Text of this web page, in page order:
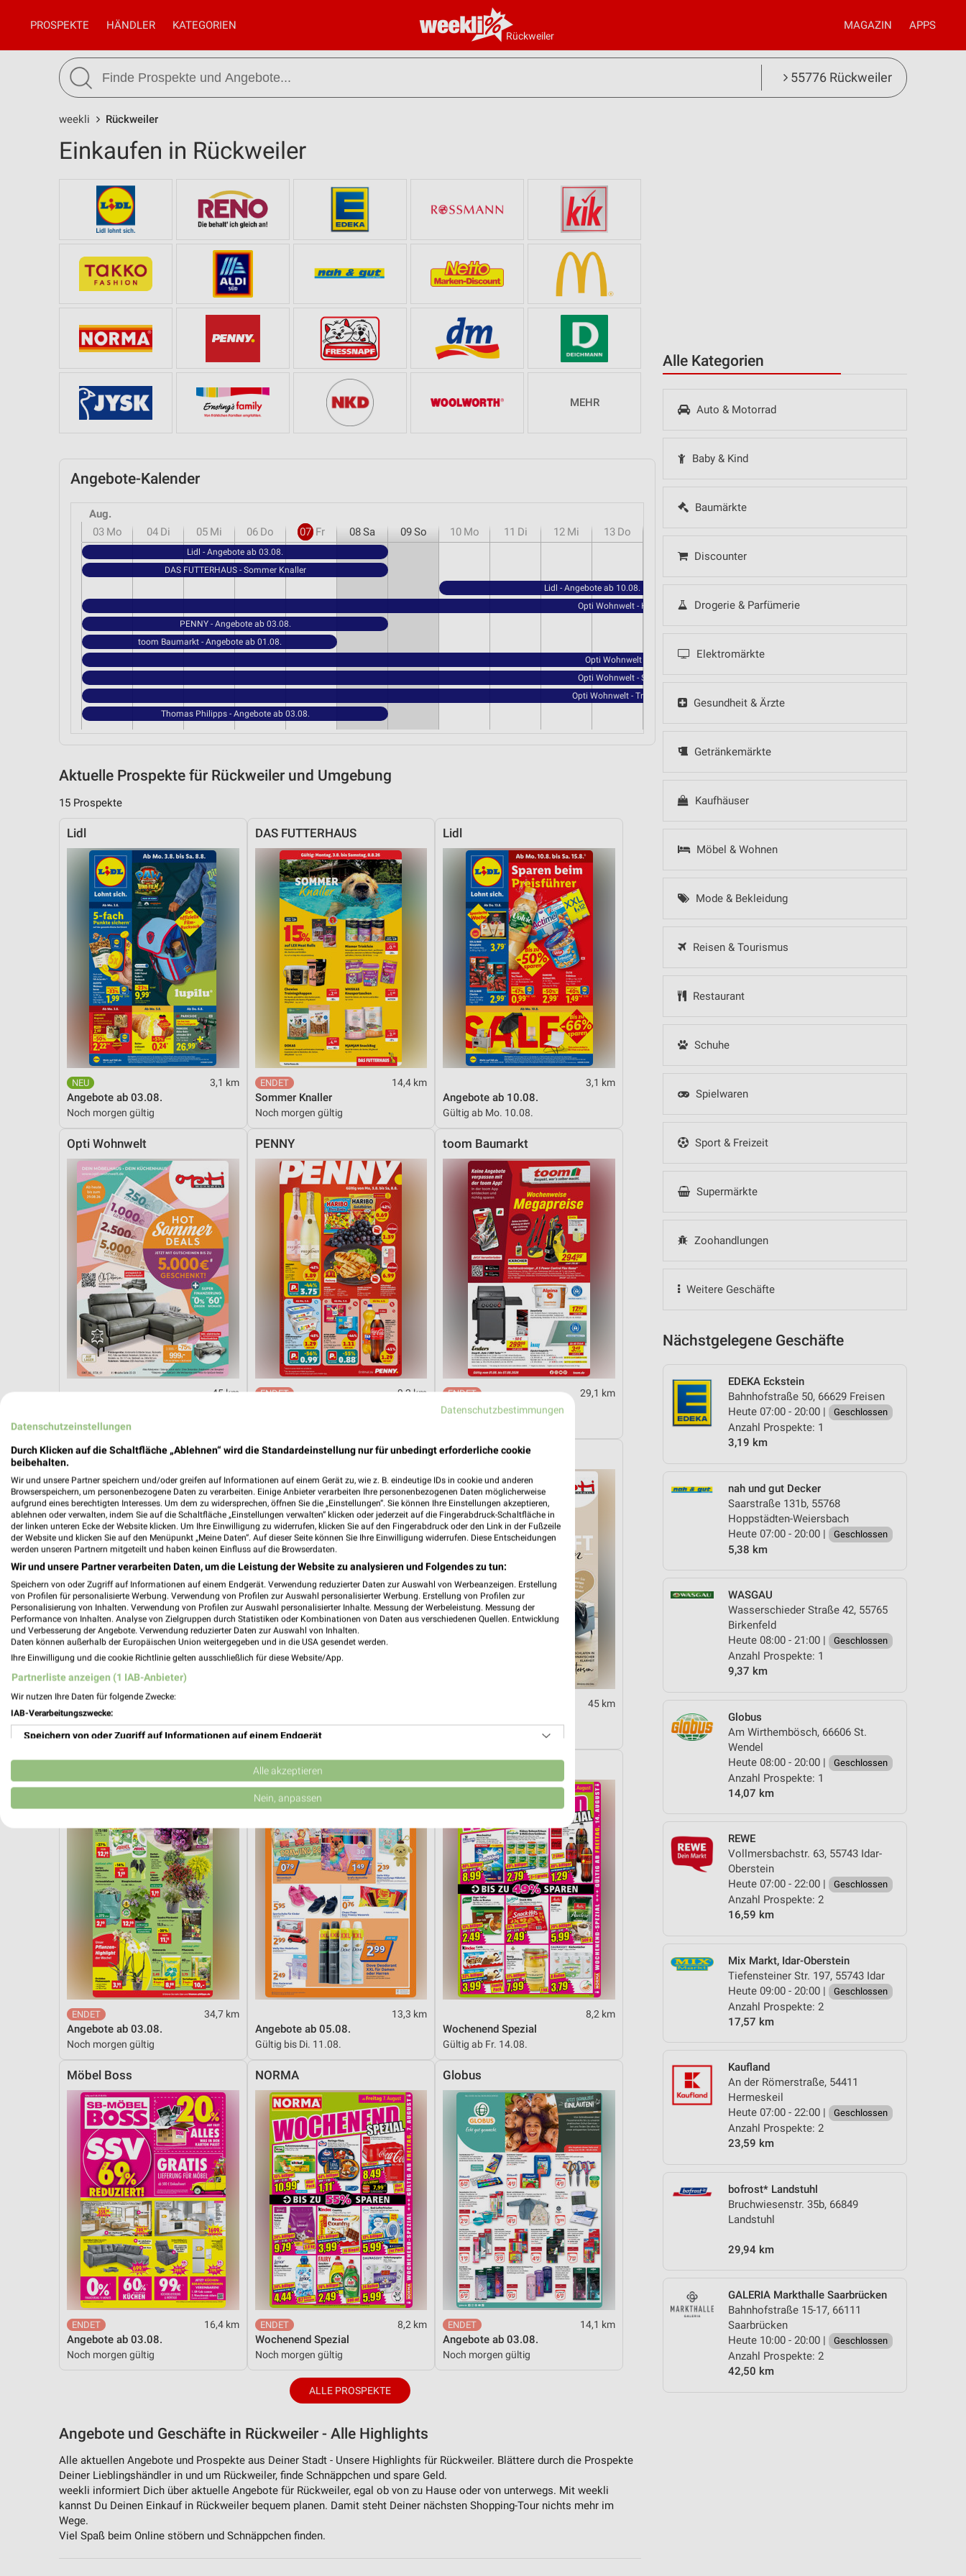
Rückweiler
PROSPEKTE HÄNDLER KATEGORIEN MAGAZIN APPS
55776 Rückweiler
weekli Rückweiler
Alle Kategorien
Auto & Motorrad
Baby & Kind
Baumärkte
Discounter
Drogerie & Parfümerie
Elektromärkte
Gesundheit & Ärzte
Getränkemärkte
Kaufhäuser
Möbel & Wohnen
Mode & Bekleidung
Reisen & Tourismus
Restaurant
Schuhe
Spielwaren
Sport & Freizeit
Supermärkte
Zoohandlungen
Weitere Geschäfte
Nächstgelegene Geschäfte
EDEKA Eckstein
Bahnhofstraße 50, 66629 Freisen
Heute 07:00 - 20:00 |
Geschlossen
Anzahl Prospekte: 1
3,19 km
nah und gut Decker
Saarstraße 131b, 55768
Hoppstädten-Weiersbach
Heute 07:00 - 20:00 |
Geschlossen
5,38 km
WASGAU
Wasserschieder Straße 42, 55765
Birkenfeld
Heute 08:00 - 21:00 |
Geschlossen
Anzahl Prospekte: 1
9,37 km
Globus
Am Wirthembösch, 66606 St.
Wendel
Heute 08:00 - 20:00 |
Geschlossen
Anzahl Prospekte: 1
14,07 km
REWE
Vollmersbachstr. 63, 55743 Idar-
Oberstein
Heute 07:00 - 22:00 |
Geschlossen
Anzahl Prospekte: 2
16,59 km
Mix Markt, Idar-Oberstein
Tiefensteiner Str. 197, 55743 Idar
Heute 09:00 - 20:00 |
Geschlossen
Anzahl Prospekte: 2
17,57 km
Kaufland
An der Römerstraße, 54411
Hermeskeil
Heute 07:00 - 22:00 |
Geschlossen
Anzahl Prospekte: 2
23,59 km
bofrost* Landstuhl
Bruchwiesenstr. 35b, 66849
Landstuhl
29,94 km
GALERIA Markthalle Saarbrücken
Bahnhofstraße 15-17, 66111
Saarbrücken
Heute 10:00 - 20:00 |
Geschlossen
Anzahl Prospekte: 2
42,50 km
Einkaufen in Rückweiler
MEHR
Angebote-Kalender
Aug.
03 Mo 04 Di 05 Mi 06 Do 07 Fr 08Sa 09So 10 Mo 11 Di 12 Mi 13 Do
Lidl - Angebote ab 03.08.
DAS FUTTERHAUS - Sommer Knaller
Lidl - Angebote ab 10.08.
Opti Wohnwelt - Hot Sommer Sale
PENNY - Angebote ab 03.08.
toom Baumarkt - Angebote ab 01.08.
Opti Wohnwelt - Küchentrends
Opti Wohnwelt - Speisen Highlight
Opti Wohnwelt - Traumhaft schlafen!
Thomas Philipps - Angebote ab 03.08.
Aktuelle Prospekte für Rückweiler und Umgebung
15 Prospekte
Lidl
3,1 km
Angebote ab 03.08.
Noch morgen gültig
DAS FUTTERHAUS
14,4 km
Sommer Knaller
Noch morgen gültig
Lidl
3,1 km
Angebote ab 10.08.
Gültig ab Mo. 10.08.
Opti Wohnwelt
45 km
Gültig bis Sa. 29.08.
PENNY
9,2 km
toom Baumarkt
29,1 km
Angebote ab 01.08.
Opti Wohnwelt
Küchentrends
Gültig bis Mi. 30.09.
Opti Wohnwelt
Gültig bis Mi. 30.09.
Opti Wohnwelt
45 km
Thomas Philipps
34,7 km
Angebote ab 03.08.
Noch morgen gültig
Action
13,3 km
Angebote ab 05.08.
Gültig bis Di. 11.08.
NORMA
8,2 km
Wochenend Spezial
Gültig ab Fr. 14.08.
Möbel Boss
16,4 km
Angebote ab 03.08.
Noch morgen gültig
NORMA
8,2 km
Wochenend Spezial
Noch morgen gültig
Globus
14,1 km
Angebote ab 03.08.
Noch morgen gültig
ALLE PROSPEKTE
Angebote und Geschäfte in Rückweiler - Alle Highlights
Alle aktuellen Angebote und Prospekte aus Deiner Stadt - Unsere Highlights für Rückweiler. Blättere durch die Prospekte
Deiner Lieblingshändler in und um Rückweiler, finde Schnäppchen und spare Geld.
weekli informiert Dich über aktuelle Angebote für Rückweiler, egal ob von zu Hause oder von unterwegs. Mit weekli
kannst Du Deinen Einkauf in Rückweiler bequem planen. Damit steht Deiner nächsten Shopping-Tour nichts mehr im
Wege.
Viel Spaß beim Online stöbern und Schnäppchen finden.
Datenschutzbestimmungen
Datenschutzeinstellungen
Durch Klicken auf die Schaltfläche „Ablehnen“ wird die Standardeinstellung nur für unbedingt erforderliche cookie
beibehalten.
Wir und unsere Partner speichern und/oder greifen auf Informationen auf einem Gerät zu, wie z. B. eindeutige IDs in cookie und anderen
Browserspeichern, um personenbezogene Daten zu verarbeiten. Einige Anbieter verarbeiten Ihre personenbezogenen Daten möglicherweise
aufgrund eines berechtigten Interesses. Um dem zu widersprechen, öffnen Sie die „Einstellungen“. Sie können Ihre Einstellungen akzeptieren,
ablehnen oder verwalten, indem Sie auf die Schaltfläche „Einstellungen verwalten“ klicken oder jederzeit auf die Fingerabdruck-Schaltfläche in
der linken unteren Ecke der Website klicken. Um Ihre Einwilligung zu widerrufen, klicken Sie auf den Fingerabdruck oder den Link in der Fußzeile
der Website und klicken Sie auf den Menüpunkt „Meine Daten“. Auf dieser Seite können Sie Ihre Einwilligung widerrufen. Diese Entscheidungen
werden unseren Partnern mitgeteilt und haben keinen Einfluss auf die Browserdaten.
Wir und unsere Partner verarbeiten Daten, um die Leistung der Website zu analysieren und Folgendes zu tun:
Speichern von oder Zugriff auf Informationen auf einem Endgerät. Verwendung reduzierter Daten zur Auswahl von Werbeanzeigen. Erstellung
von Profilen für personalisierte Werbung. Verwendung von Profilen zur Auswahl personalisierter Werbung. Erstellung von Profilen zur
Personalisierung von Inhalten. Verwendung von Profilen zur Auswahl personalisierter Inhalte. Messung der Werbeleistung. Messung der
Performance von Inhalten. Analyse von Zielgruppen durch Statistiken oder Kombinationen von Daten aus verschiedenen Quellen. Entwicklung
und Verbesserung der Angebote. Verwendung reduzierter Daten zur Auswahl von Inhalten.
Daten können außerhalb der Europäischen Union weitergegeben und in die USA gesendet werden.
Ihre Einwilligung und die cookie Richtlinie gelten ausschließlich für diese Website/App.
Partnerliste anzeigen (1 IAB-Anbieter)
Wir nutzen Ihre Daten für folgende Zwecke:
IAB-Verarbeitungszwecke:
Speichern von oder Zugriff auf Informationen auf einem Endgerät
Verwendung reduzierter Daten zur Auswahl von Werbeanzeigen
Erstellung von Profilen für personalisierte Werbung
Erstellung von Profilen zur Personalisierung von Inhalten
Verwendung von Profilen zur Auswahl personalisierter Inhalte
Messung der Werbeleistung
Messung der Performance von Inhalten
Analyse von Zielgruppen durch Statistiken oder Kombinationen von Daten aus verschiedenen
Entwicklung und Verbesserung der Angebote
Verwendung reduzierter Daten zur Auswahl von Inhalten
Verwendung genauer Standortdaten
Geräte anhand von aktiv angeforderten Informationen identifizieren
Nicht-IAB-Verarbeitungszwecke:
Alle akzeptieren
Nein, anpassen